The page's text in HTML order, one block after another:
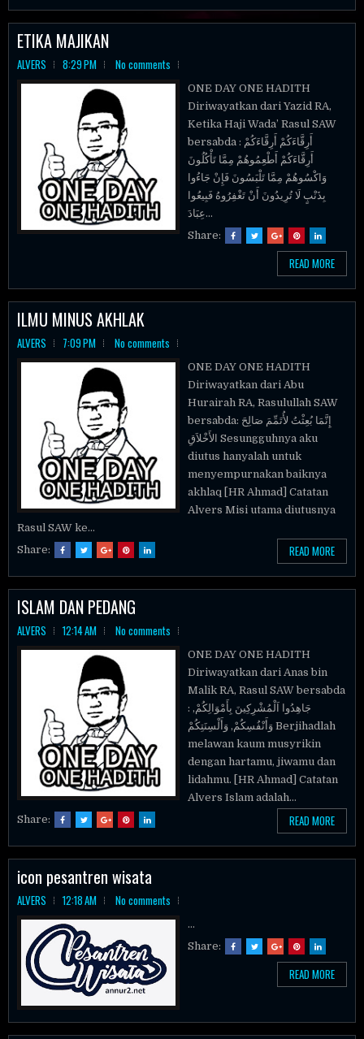
ETIKA MAJIKAN
ALVERS 8:29 PM No comments
ONE DAY ONE HADITH
Diriwayatkan dari Yazid RA,
Ketika Haji Wada’ Rasul SAW
bersabda : أَرِقَّاءَكُمْ أَرِقَّاءَكُمْ
أَرِقَّاءَكُمْ أَطْعِمُوهُمْ مِمَّا تَأْكُلُونَ
وَاكْسُوهُمْ مِمَّا تَلْبَسُونَ فَإِنْ جَاءُوا
بِذَنْبٍ لَا تُرِيدُونَ أَنْ تَغْفِرُوهُ فَبِيعُوا
عِبَادَ...
Share:
READ MORE
ILMU MINUS AKHLAK
ALVERS 7:09 PM No comments
ONE DAY ONE HADITH
Diriwayatkan dari Abu
Hurairah RA, Rasulullah SAW
bersabda: إِنَّمَا بُعِثْتُ لأُتَمِّمَ صَالِحَ
الأَخْلاَقِ Sesungguhnya aku
diutus hanyalah untuk
menyempurnakan baiknya
akhlaq [HR Ahmad] Catatan
Alvers Misi utama diutusnya
Rasul SAW ke...
Share:
READ MORE
ISLAM DAN PEDANG
ALVERS 12:14 AM No comments
ONE DAY ONE HADITH
Diriwayatkan dari Anas bin
Malik RA, Rasul SAW bersabda
: جَاهِدُوا اَلْمُشْرِكِينَ بِأَمْوَالِكُمْ,
وَأَنْفُسِكُمْ, وَأَلْسِنَتِكُمْ Berjihadlah
melawan kaum musyrikin
dengan hartamu, jiwamu dan
lidahmu. [HR Ahmad] Catatan
Alvers Islam adalah...
Share:
READ MORE
icon pesantren wisata
ALVERS 12:18 AM No comments
...
Share:
READ MORE